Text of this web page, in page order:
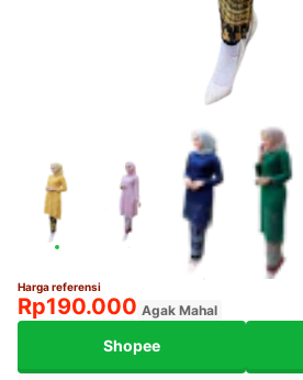
Harga referensi
Rp190.000 Agak Mahal
Shopee